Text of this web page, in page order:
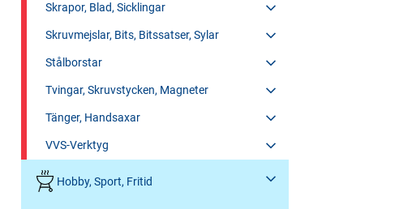
Skrapor, Blad, Sicklingar
Skruvmejslar, Bits, Bitssatser, Sylar
Stålborstar
Tvingar, Skruvstycken, Magneter
Tänger, Handsaxar
VVS-Verktyg
Hobby, Sport, Fritid